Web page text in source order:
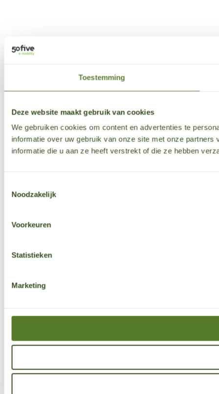
Toestemming
Deze website maakt gebruik van cookies
We gebruiken cookies om content en advertenties te
informatie over uw gebruik van onze site met onze
informatie die u aan ze heeft verstrekt of die ze hebben
Noodzakelijk
Voorkeuren
Statistieken
Marketing